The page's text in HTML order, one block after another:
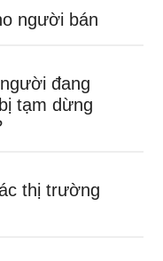
người bán
đang
tạm dừng
thị trường